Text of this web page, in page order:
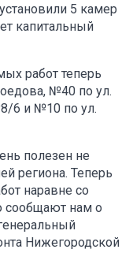
5 камер
капитальный
работ теперь
№40 по ул.
6 и №10 по ул.
полезен не
региона. Теперь
наравне со
сообщают нам о
Нижегородской